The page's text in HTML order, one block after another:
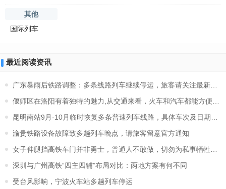
其他
国际列车
最近阅读资讯
广东暴雨后铁路调整：多条线路列车继续停运，旅客请关注最新信息
偃师区在洛阳有着独特的魅力,从交通来看，火车和汽车都能方便地
昆明南站9月-10月临时恢复多条普速列车线路，具体车次及日期请
渝贵铁路设备故障致多趟列车晚点，请旅客留意官方通知
女子伸腿挡高铁车门并非勇士，普通人不敢做，切勿为私事牺牲安全
深圳与广州高铁“四主四辅”布局对比：两地方案有何不同
受台风影响，宁波火车站多趟列车停运